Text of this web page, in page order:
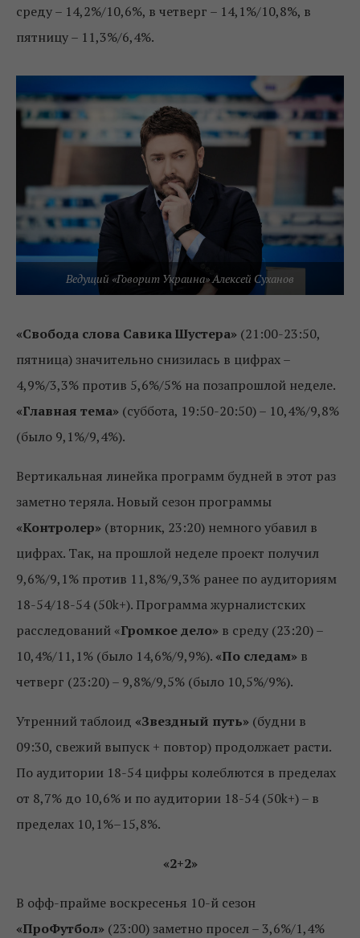
среду – 14,2%/10,6%, в четверг – 14,1%/10,8%, в
пятницу – 11,3%/6,4%.
Ведущий «Говорит Украина» Алексей Суханов
«Свобода слова Савика Шустера» (21:00-23:50,
пятница) значительно снизилась в цифрах –
4,9%/3,3% против 5,6%/5% на позапрошлой неделе.
«Главная тема» (суббота, 19:50-20:50) – 10,4%/9,8%
(было 9,1%/9,4%).
Вертикальная линейка программ будней в этот раз
заметно теряла. Новый сезон программы
«Контролер» (вторник, 23:20) немного убавил в
цифрах. Так, на прошлой неделе проект получил
9,6%/9,1% против 11,8%/9,3% ранее по аудиториям
18-54/18-54 (50k+). Программа журналистских
расследований «Громкое дело» в среду (23:20) –
10,4%/11,1% (было 14,6%/9,9%). «По следам» в
четверг (23:20) – 9,8%/9,5% (было 10,5%/9%).
Утренний таблоид «Звездный путь» (будни в
09:30, свежий выпуск + повтор) продолжает расти.
По аудитории 18-54 цифры колеблются в пределах
от 8,7% до 10,6% и по аудитории 18-54 (50k+) – в
пределах 10,1%–15,8%.
«2+2»
В офф-прайме воскресенья 10-й сезон
«ПроФутбол» (23:00) заметно просел – 3,6%/1,4%